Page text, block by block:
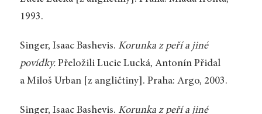
1993.
Singer, Isaac Bashevis. Korunka z peří a jiné
povídky. Přeložili Lucie Lucká, Antonín Přidal
a Miloš Urban [z angličtiny]. Praha: Argo, 2003.
Singer, Isaac Bashevis. Korunka z peří a jiné